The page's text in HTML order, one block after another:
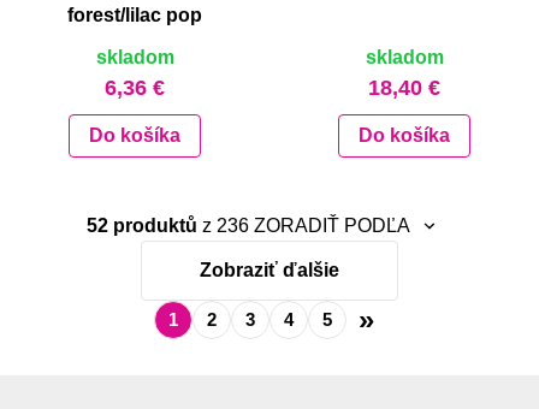
forest/lilac pop
skladom
6,36 €
Do košíka
skladom
18,40 €
Do košíka
52 produktů z 236 ZORADIŤ PODĽA
neradiť
najnovšie
Zobraziť ďalšie
1 2 3 4 5 »